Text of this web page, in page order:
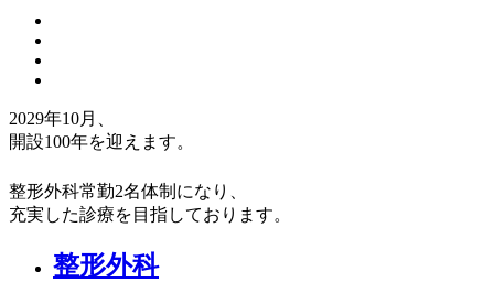
2029年10月、
開設100年を迎えます。
整形外科常勤2名体制になり、
充実した診療を目指しております。
整形外科